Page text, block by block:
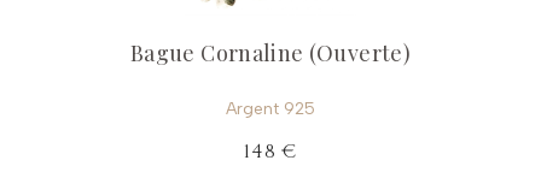
Bague Cornaline (Ouverte)
Argent 925
148 €